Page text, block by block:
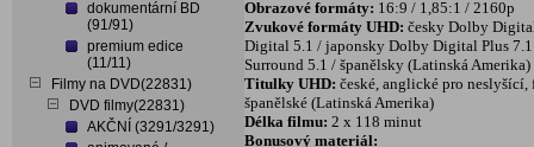
dokumentární BD
(91/91)
premium edice
(11/11)
Filmy na DVD(22831)
DVD filmy(22831)
AKČNÍ (3291/3291)
Obrazové formáty: 16:9 / 1,85:1 / 2160p
Zvukové formáty UHD: česky Dolby
Digital 5.1 / japonsky Dolby Digital Plus
Surround 5.1 / španělsky (Latinská
Titulky UHD: české, anglické pro neslyšící,
španělské (Latinská Amerika)
Délka filmu: 2 x 118 minut
Bonusový materiál: